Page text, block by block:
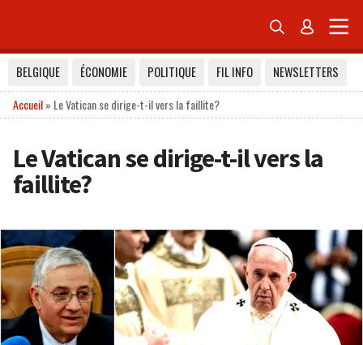
 
BELGIQUE ÉCONOMIE POLITIQUE FIL INFO
NEWSLETTERS
Accueil» Le Vatican se dirige-t-il vers la faillite?
Le Vatican se dirige-t-il vers la
faillite?